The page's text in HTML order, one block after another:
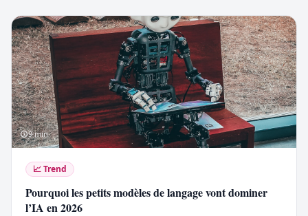
9 min
📈Trend
Pourquoi les petits modèles de langage vont dominer
l’IA en 2026